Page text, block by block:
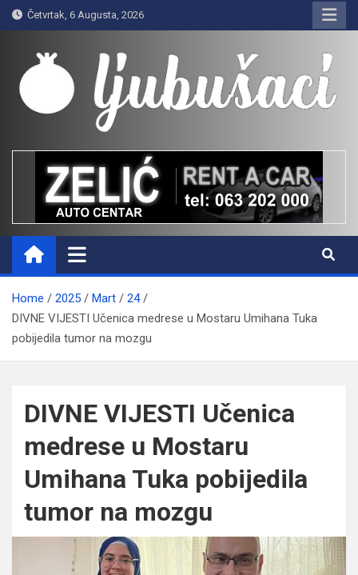
Skip
to
content
Četvrtak, 6 Augusta, 2026
Ljubušaci
Svom voljenom gradu
Home 2025 Mart
24
DIVNE VIJESTI Učenica medrese u Mostaru Umihana Tuka
pobijedila tumor na mozgu
DIVNE VIJESTI Učenica
medrese u Mostaru
Umihana Tuka pobijedila
tumor na mozgu